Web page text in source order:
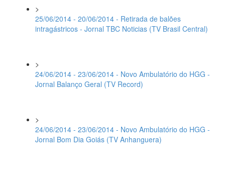
>
25/06/2014 - 20/06/2014 - Retirada de balões
intragástricos - Jornal TBC Noticias (TV Brasil Central)
>
24/06/2014 - 23/06/2014 - Novo Ambulatório do HGG -
Jornal Balanço Geral (TV Record)
>
24/06/2014 - 23/06/2014 - Novo Ambulatório do HGG -
Jornal Bom Dia Goiás (TV Anhanguera)